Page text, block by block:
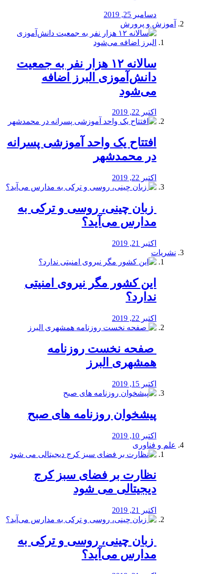
دسامبر 25, 2019
آموزش و پرورش
️سالانه ۱۲ هزار نفر به جمعیت
دانش‌آموزی البرز اضافه
می‌شود
اکتبر 22, 2019
افتتاح یک واحد آموزشی پسرانه
در محمدشهر
اکتبر 22, 2019
️ زبان چینی، روسی و ترکی به
مدارس می‌آید؟
اکتبر 21, 2019
نشریات
این کشور مگر نیروی امنیتی
ندارد؟
اکتبر 22, 2019
️ صفحه نخست روزنامه‌
همشهری البرز
اکتبر 15, 2019
پیشخوان روزنامه های صبح
اکتبر 10, 2019
علم و فناوری
نظارت بر فضای سبز کرج
دیجیتالی می شود
اکتبر 21, 2019
️ زبان چینی، روسی و ترکی به
مدارس می‌آید؟